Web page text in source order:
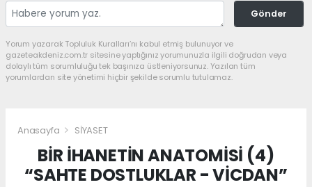
Gönder
Yorum yazarak Topluluk Kuralları’nı kabul etmiş bulunuyor ve
gazeteakdeniz.com.tr sitesine yaptığınız yorumunuzla ilgili doğrudan veya
dolaylı tüm sorumluluğu tek başınıza üstleniyorsunuz. Yazılan tüm
yorumlardan site yönetimi hiçbir şekilde sorumlu tutulamaz.
Anasayfa SİYASET
BİR İHANETİN ANATOMİSİ (4)
“SAHTE DOSTLUKLAR - VİCDAN”